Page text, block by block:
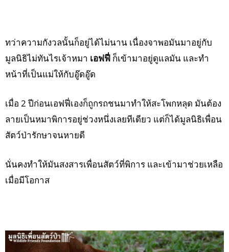
ทว่าความกังวลนั้นก็อยู่ได้ไม่นาน เนื่องจาพอมันมาอยู่กับ
มูลนิธิไม่ทันไรเจ้าหมา เอฟฟี่ ก็เข้ามาอยู่ดูแลมัน และทำ
หน้าที่เป็นแม่ให้กับอู๊ดอู๊ด
เมื่อ 2 ปีก่อนเอฟฟี่เองก็ถูกรถชนมาทำให้สะโพกหลุด มันต้อง
ลายเป็นหมาพิการอยู่ช่วงหนึ่งเลยทีเดียว แต่ก็ได้มูลนิธิเพื่อน
สัตว์ป่ารักษาจนหายดี
นั่นคงทำให้มันสงสารเพื่อนสัตว์ที่พิการ และเข้ามาช่วยเหลือ
เมื่อมีโอกาส